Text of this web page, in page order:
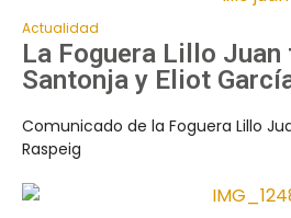
Actualidad
La Foguera Lillo Juan
Santonja y Eliot
Comunicado de la Foguera Lillo
Raspeig